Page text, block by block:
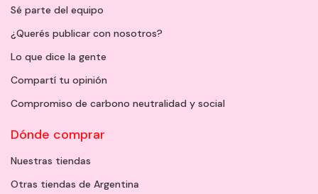
Sé parte del equipo
¿Querés publicar con nosotros?
Lo que dice la gente
Compartí tu opinión
Compromiso de carbono neutralidad y social
Dónde comprar
Nuestras tiendas
Otras tiendas de Argentina